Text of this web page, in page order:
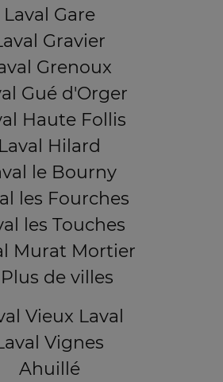
Laval Gare
Gravier
Grenoux
Gué d'Orger
Haute Follis
Laval Hilard
le Bourny
les Fourches
les Touches
Murat Mortier
de villes
Vieux Laval
Vignes
Ahuillé